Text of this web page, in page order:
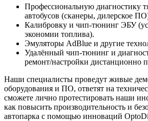
Профессиональную диагностику
автобусов (сканеры, дилерское
Калибровку и чип-тюнинг ЭБУ
экономии топлива).
Эмуляторы AdBlue и другие
Удалённый чип-тюнинг и
ремонт/настройки дистанционно
Наши специалисты проведут живые
оборудования и ПО, ответят на
сможете лично протестировать наши
как повысить производительность и
автопарка с помощью инноваций